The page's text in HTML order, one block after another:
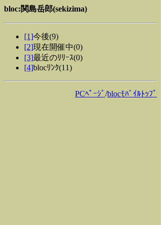
bloc:関島岳郎(sekizima)
[1]今後(9)
[2]現在開催中(0)
[3]最近のﾘﾘｰｽ(0)
[4]blocﾘﾝｸ(11)
PCﾍﾟｰｼﾞ/blocﾓﾊﾞｲﾙﾄｯﾌﾟ